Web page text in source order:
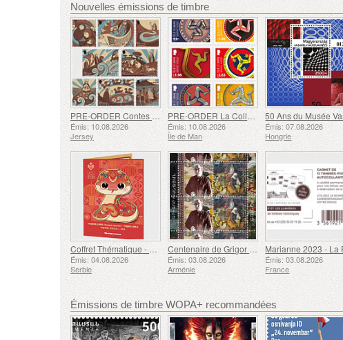
Nouvelles émissions de timbre
PRE-ORDER Contes de Saint-Hélier
Émis: 10.08.2026
Jersey
PRE-ORDER La Collection Triskelion II
Émis: 10.08.2026
Île de Man
Émis: 07.08.2026
Hongrie
Coffret Thématique - Année du Serpent
Émis: 04.08.2026
Serbie
Centenaire de Grigor Khanjyan
Émis: 03.08.2026
Arménie
Émis: 03.08.2026
France
Émissions de timbre WOPA+ recommandées